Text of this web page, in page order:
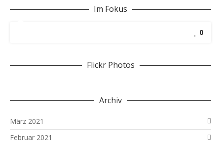
Im Fokus
0
Flickr Photos
Archiv
März 2021
Februar 2021